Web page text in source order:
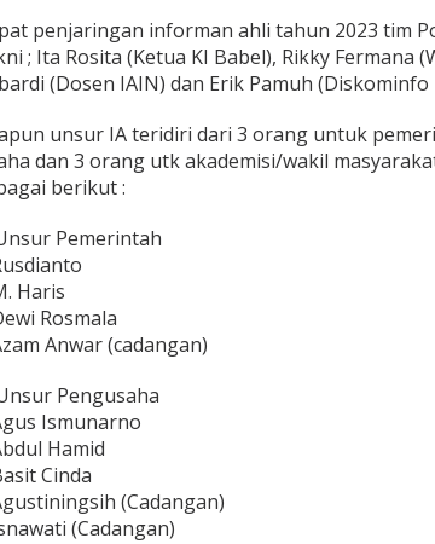
r
a
h
I
I
P
2
penjaringan informan ahli tahun 2023 tim
; Ita Rosita (Ketua KI Babel), Rikky Fermana
(Dosen IAIN) dan Erik Pamuh (Diskominfo
unsur IA teridiri dari 3 orang untuk
dan 3 orang utk akademisi/wakil
berikut :
Pemerintah
Haris
Rosmala
Anwar (cadangan)
Pengusaha
Ismunarno
Hamid
Cinda
(Cadangan)
(Cadangan)